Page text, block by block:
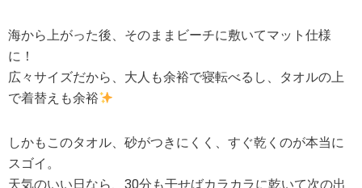
海から上がった後、そのままビーチに敷いてマット仕様
に！
広々サイズだから、大人も余裕で寝転べるし、タオルの上
で着替えも余裕
しかもこのタオル、砂がつきにくく、すぐ乾くのが本当に
スゴイ。
天気のいい日なら、30分も干せばカラカラに乾いて次の出